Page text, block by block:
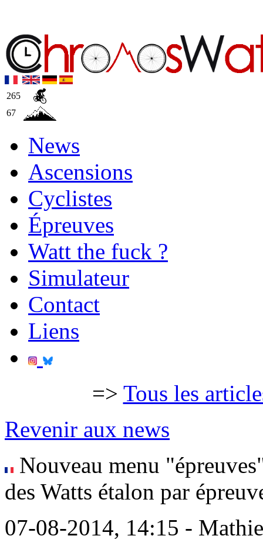
265
67
News
Ascensions
Cyclistes
Épreuves
Watt the fuck ?
Simulateur
Contact
Liens
=> Tous les
Revenir aux news
Nouveau menu
des Watts étalon par
07-08-2014, 14:15 -